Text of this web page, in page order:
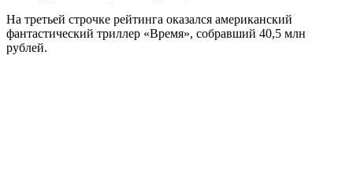
На третьей строчке рейтинга оказался американский
фантастический триллер «Время», собравший 40,5 млн
рублей.